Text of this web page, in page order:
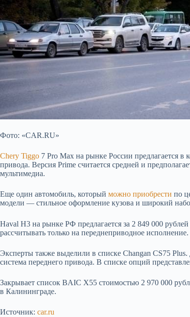
Фото: «CAR.RU»
Chery Tiggo 7 Pro Max на рынке России предлагается в
привода. Версия Prime считается средней и
мультимедиа.
Еще один автомобиль, который можно приобрести по
модели — стильное оформление кузова и широкий
Haval H3 на рынке РФ предлагается за 2 849 000
рассчитывать только на переднеприводное
Эксперты также выделили в списке Changan CS75
система переднего привода. В списке опций
Закрывает список BAIC X55 стоимостью 2 970 000
в Калининграде.
Источник: car.ru